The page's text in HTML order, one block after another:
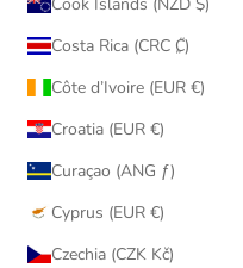
Costa Rica (CRC ₡)
Côte d’Ivoire (EUR €)
Croatia (EUR €)
Curaçao (ANG ƒ)
Cyprus (EUR €)
Czechia (CZK Kč)